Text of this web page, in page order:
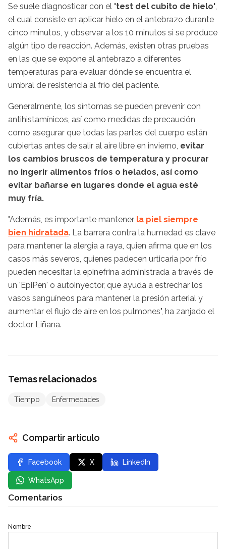
Se suele diagnosticar con el 'test del cubito de hielo'
el cual consiste en aplicar hielo en el antebrazo durante
cinco minutos, y observar a los 10 minutos si se produce
algún tipo de reacción. Además, existen otras pruebas
en las que se expone al antebrazo a diferentes
temperaturas para evaluar dónde se encuentra el
umbral de resistencia al frío del paciente.
Generalmente, los síntomas se pueden prevenir con
antihistamínicos, así como medidas de precaución
como asegurar que todas las partes del cuerpo están
cubiertas antes de salir al aire libre en invierno, evitar
los cambios bruscos de temperatura y procurar
no ingerir alimentos fríos o helados, así como
evitar bañarse en lugares donde el agua esté
muy fría.
"Además, es importante mantener la piel siempre
bien hidratada. La barrera contra la humedad es clave
para mantener la alergia a raya, quien afirma que en los
casos más severos, quienes padecen urticaria por frío
pueden necesitar la epinefrina administrada a través de
un 'EpiPen' o autoinyector, que ayuda a estrechar los
vasos sanguíneos para mantener la presión arterial y
aumentar el flujo de aire en los pulmones", ha zanjado el
doctor Liñana.
Temas relacionados
Tiempo Enfermedades
Compartir artículo
Facebook X LinkedIn
WhatsApp
Comentarios
Nombre